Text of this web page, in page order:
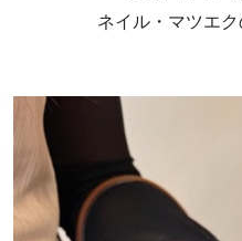
ネイル・マツエ